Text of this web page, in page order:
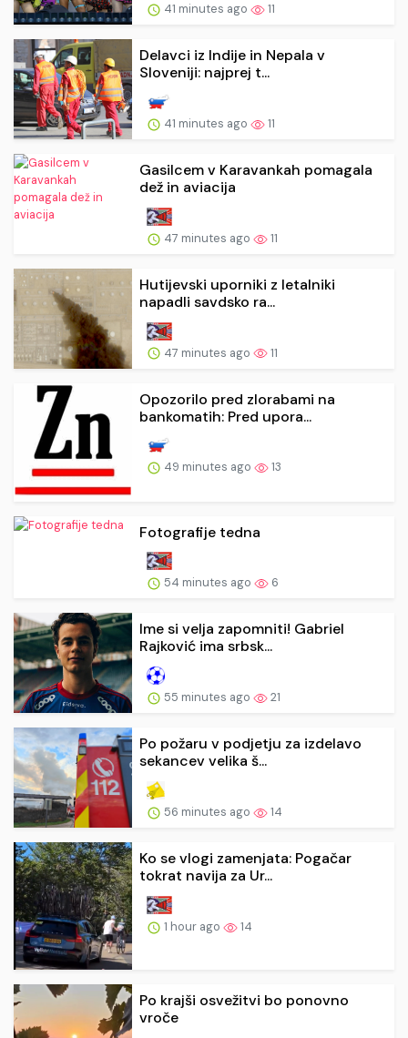
41 minutes ago 11
Delavci iz Indije in Nepala v
Sloveniji: najprej t...
41 minutes ago 11
Gasilcem v Karavankah pomagala
dež in aviacija
47 minutes ago 11
Hutijevski uporniki z letalniki
napadli savdsko ra...
47 minutes ago 11
Opozorilo pred zlorabami na
bankomatih: Pred upora...
49 minutes ago 13
Fotografije tedna
54 minutes ago 6
Ime si velja zapomniti! Gabriel
Rajković ima srbsk...
55 minutes ago 21
Po požaru v podjetju za izdelavo
sekancev velika š...
56 minutes ago 14
Ko se vlogi zamenjata: Pogačar
tokrat navija za Ur...
1 hour ago 14
Po krajši osvežitvi bo ponovno
vroče